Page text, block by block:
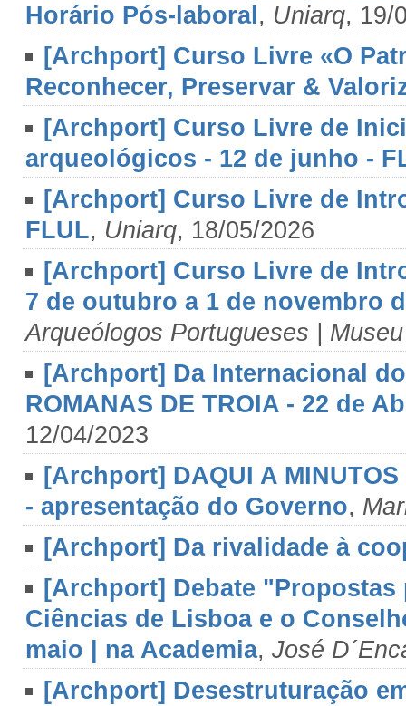
Horário Pós-laboral , Uniarq, 19/
[Archport] Curso Livre «O
Reconhecer, Preservar &
[Archport] Curso Livre de
arqueológicos - 12 de junho -
[Archport] Curso Livre de
FLUL, Uniarq, 18/05/2026
[Archport] Curso Livre de
7 de outubro a 1 de novembro
Arqueólogos Portugueses |
[Archport] Da Internacional
ROMANAS DE TROIA - 22 de
12/04/2023
[Archport] DAQUI A
- apresentação do Governo,
[Archport] Da rivalidade à
[Archport] Debate
Ciências de Lisboa e o
maio | na Academia, José
[Archport] Desestruturação